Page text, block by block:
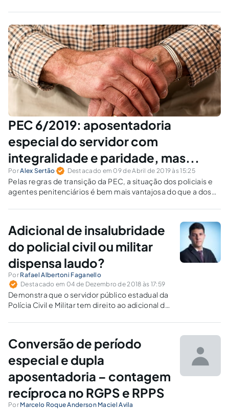
outro, por que lhe seria vedado fazer a
contagem conjunta dos tempos de atividade
especial?
PEC 6/2019: aposentadoria
especial do servidor com
integralidade e paridade, mas...
PorAlex Sertão Destacado em 09 de Abril de 2019 às 15:25
Pelas regras de transição da PEC, a situação dos policiais e
agentes penitenciários é bem mais vantajosa do que a dos
Adicional de insalubridade
do policial civil ou militar
dispensa laudo?
Por Rafael Albertoni Faganello
Destacado em 04 de Dezembro de 2018 às 17:59
Demonstra que o servidor público estadual da
Polícia Civil e Militar tem direito ao adicional de
carreira e não depende de laudo técnico para
Conversão de período
especial e dupla
aposentadoria – contagem
recíproca no RGPS e RPPS
Por Marcelo Roque Anderson Maciel Avila